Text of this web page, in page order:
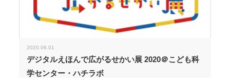
2020.06.01
デジタルえほんで広がるせかい展 2020＠こども科
学センター・ハチラボ